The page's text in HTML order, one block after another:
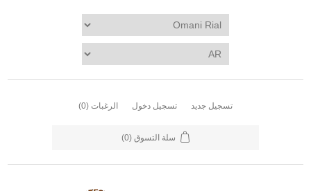
تسجيل جديد تسجيل دخول الرغبات (0)
سلة التسوق (0)